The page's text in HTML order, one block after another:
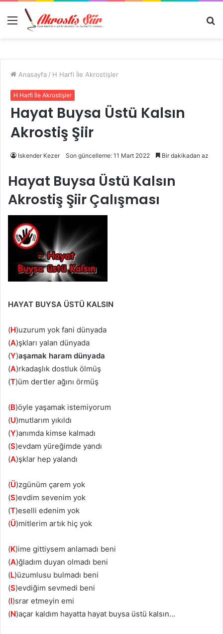
Menü
Anasayfa / H Harfi İle Akrostişler
H Harfi İle Akrostişler
Hayat Buysa Üstü Kalsın
Akrostiş Şiir
Iskender Kezer Son güncelleme: 11 Mart 2022 Bir dakikadan az
Hayat Buysa Üstü Kalsın
Akrostiş Şiir Çalışması
HAYAT BUYSA ÜSTÜ KALSIN
(H)uzurum yok fani dünyada
(A)şkları yalan dünyada
(Y)aşamak haram dünyada
(A)rkadaşlık dostluk ölmüş
(T)üm dertler ağını örmüş
(B)öyle yaşamak istemiyorum
(U)mutlarım yıkıldı
(Y)anımda kimse kalmadı
(S)evdam yüreğimde yandı
(A)şklar hep yalandı
(Ü)zgünüm çarem yok
(S)evdim sevenim yok
(T)eselli edenim yok
(Ü)mitlerim artık hiç yok
(K)ime gittiysem anlamadı beni
(A)ğladım duyan olmadı beni
(L)üzumlusu bulmadı beni
(S)evdiğim sevmedi beni
(I)srar etmeyin emi
(N)açar kaldım hayatta hayat buysa üstü kalsın…